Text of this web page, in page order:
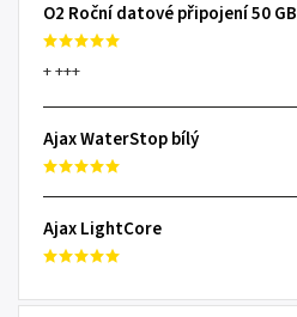
O2 Roční datové připojení 50 GB
+ +++
Ajax WaterStop bílý
Ajax LightCore